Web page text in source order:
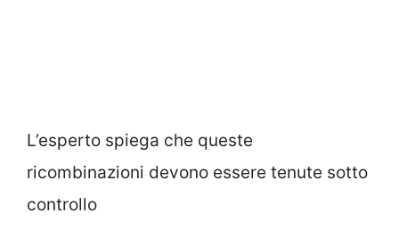
L’esperto spiega che queste
ricombinazioni devono essere tenute sotto
controllo